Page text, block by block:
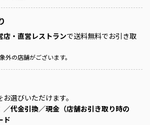
店・直営レストランで送料無料でお引き取
外の店舗がございます。
選びいただけます。
／代金引換／現金（店舗お引き取り時の
ド